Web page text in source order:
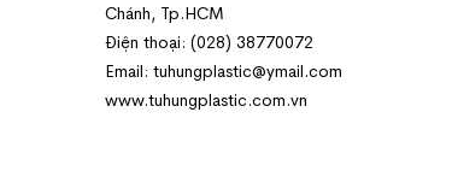
Chánh, Tp.HCM
Điện thoại: (028) 38770072
Email: tuhungplastic@ymail.com
www.tuhungplastic.com.vn